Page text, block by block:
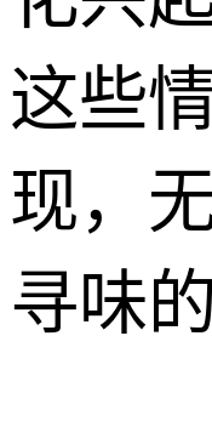
这些
现，
寻味的